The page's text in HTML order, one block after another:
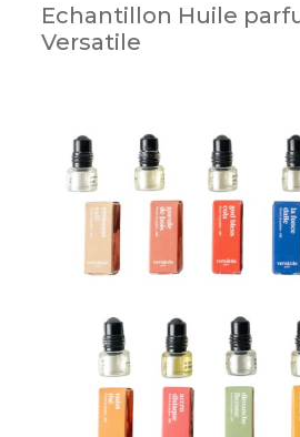
Echantillon Huile
Versatile